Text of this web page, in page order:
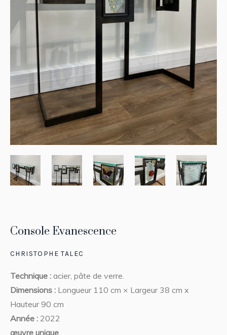
Console Evanescence
CHRISTOPHE TALEC
Technique : acier, pâte de verre.
Dimensions : Longueur 110 cm × Largeur 38 cm x
Hauteur 90 cm
Année : 2022
œuvre unique